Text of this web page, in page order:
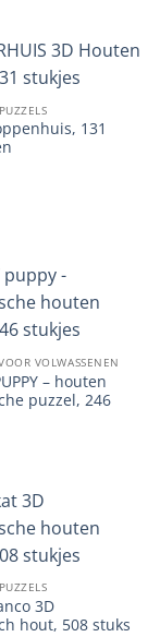
131
VOLWASSENEN
– houten
puzzel, 246
3D
hout, 508 stuks